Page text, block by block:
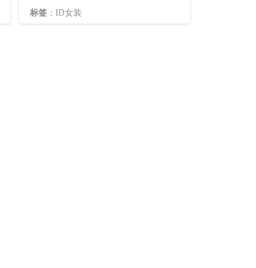
标签 ：ID女装